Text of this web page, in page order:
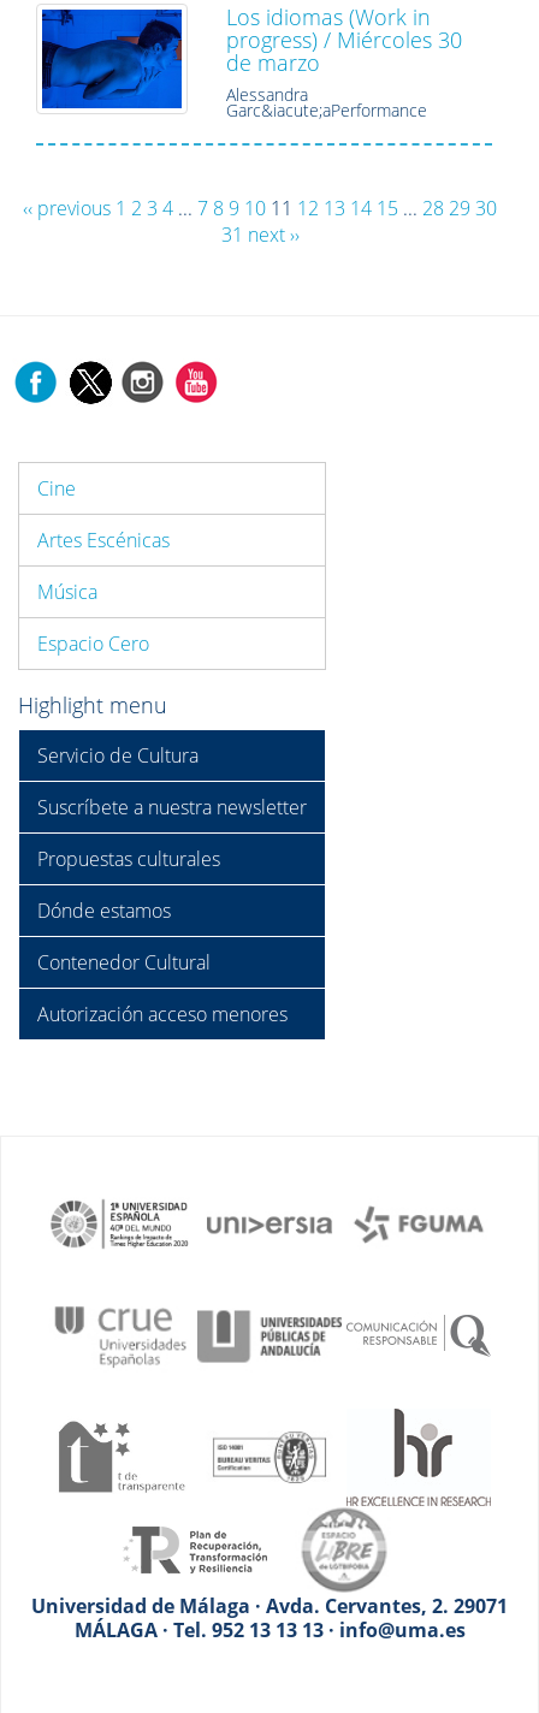
Los idiomas (Work in
progress) / Miércoles 30
de marzo
Alessandra
Garc&iacute;aPerformance
‹‹ previous 1 2 3 4 ... 7 8 9 10 11 12 13 14 15 ... 28 29 30
31 next ››
Cine
Artes Escénicas
Música
Espacio Cero
Highlight menu
Servicio de Cultura
Suscríbete a nuestra newsletter
Propuestas culturales
Dónde estamos
Contenedor Cultural
Autorización acceso menores
Universidad de Málaga · Avda. Cervantes, 2. 29071
MÁLAGA · Tel. 952 13 13 13 · info@uma.es